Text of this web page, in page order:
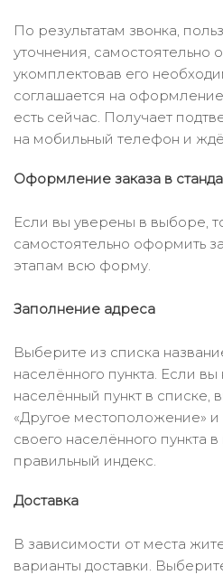
По результатам звонка,
уточнения, самостоятельно
укомплектовав его
соглашается на
есть сейчас. Получает
на мобильный телефон и
Оформление заказа в
Если вы уверены в выборе,
самостоятельно оформить
этапам всю форму.
Заполнение адреса
Выберите из списка
населённого пункта. Если
населённый пункт в списке,
«Другое местоположение»
своего населённого пункта
правильный индекс.
Доставка
В зависимости от места
варианты доставки.